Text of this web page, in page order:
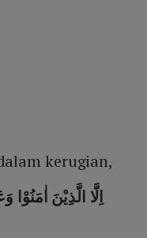
kerugian,
اِلَّا الَّذِيْنَ